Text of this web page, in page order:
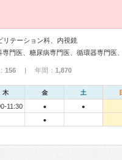
リテーション科、内視鏡
156 | 年間： 1,870
木 金 土
11:30 ● ●
●